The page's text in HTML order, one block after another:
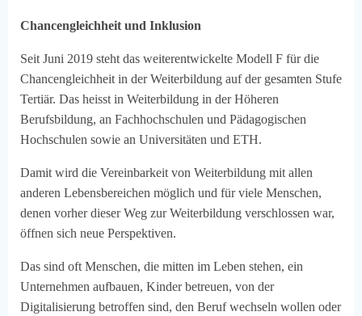
Chancengleichheit und Inklusion
Seit Juni 2019 steht das weiterentwickelte Modell F für die
Chancengleichheit in der Weiterbildung auf der gesamten Stufe
Tertiär. Das heisst in Weiterbildung in der Höheren
Berufsbildung, an Fachhochschulen und Pädagogischen
Hochschulen sowie an Universitäten und ETH.
Damit wird die Vereinbarkeit von Weiterbildung mit allen
anderen Lebensbereichen möglich und für viele Menschen,
denen vorher dieser Weg zur Weiterbildung verschlossen war,
öffnen sich neue Perspektiven.
Das sind oft Menschen, die mitten im Leben stehen, ein
Unternehmen aufbauen, Kinder betreuen, von der
Digitalisierung betroffen sind, den Beruf wechseln wollen oder